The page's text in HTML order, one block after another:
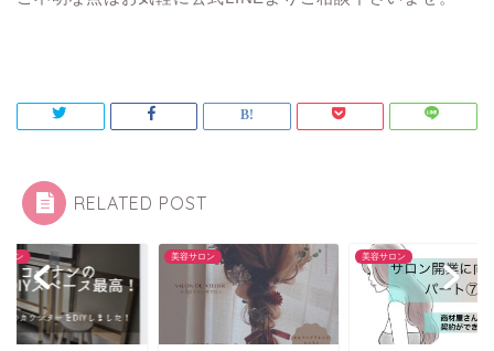
RELATED POST
ロン 美容サロン 美容サロン